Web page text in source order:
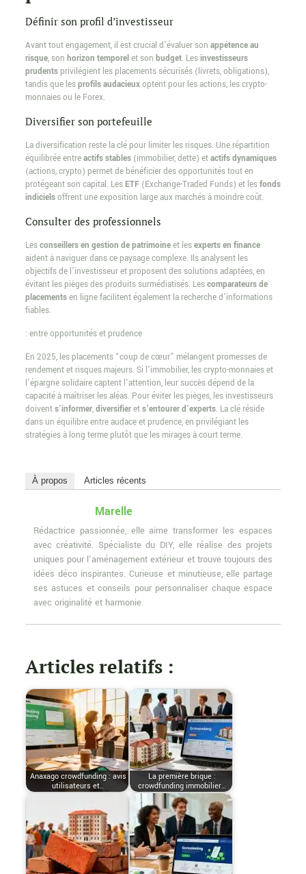
Définir son profil d’investisseur
Avant tout engagement, il est crucial d’évaluer son appétence au
risque, son horizon temporelet son budget. Lesinvestisseurs
prudentsprivilégient les placements sécurisés (livrets, obligations),
tandis que lesprofils audacieuxoptent pour les actions, les crypto-
monnaies ou le Forex.
Diversifier son portefeuille
La diversification reste la clé pour limiter les risques. Une répartition
équilibrée entreactifs stables(immobilier, dette) etactifs dynamiques
(actions, crypto) permet de bénéficier des opportunités tout en
protégeant son capital. LesETF(Exchange-Traded Funds) et lesfonds
indicielsoffrent une exposition large aux marchés à moindre coût.
Consulter des professionnels
Lesconseillers en gestion de patrimoineet lesexperts en finance
aident à naviguer dans ce paysage complexe. Ils analysent les
objectifs de l’investisseur et proposent des solutions adaptées, en
évitant les pièges des produits surmédiatisés. Lescomparateurs de
placementsen ligne facilitent également la recherche d’informations
fiables.
: entre opportunités et prudence
En 2025, les placements “coup de cœur” mélangent promesses de
rendement et risques majeurs. Si l’immobilier, les crypto-monnaies et
l’épargne solidaire captent l’attention, leur succès dépend de la
capacité à maîtriser les aléas. Pour éviter les pièges, les investisseurs
doivents’informer,diversifierets’entourer d’experts. La clé réside
dans un équilibre entre audace et prudence, en privilégiant les
stratégies à long terme plutôt que les mirages à court terme.
À propos Articles récents
Marelle
Rédactrice passionnée, elle aime transformer les espaces
avec créativité. Spécialiste du DIY, elle réalise des projets
uniques pour l'aménagement extérieur et trouve toujours des
idées déco inspirantes. Curieuse et minutieuse, elle partage
ses astuces et conseils pour personnaliser chaque espace
avec originalité et harmonie.
Articles relatifs :
Anaxago crowdfunding : avis
utilisateurs et…
La première brique :
crowdfunding immobilier…